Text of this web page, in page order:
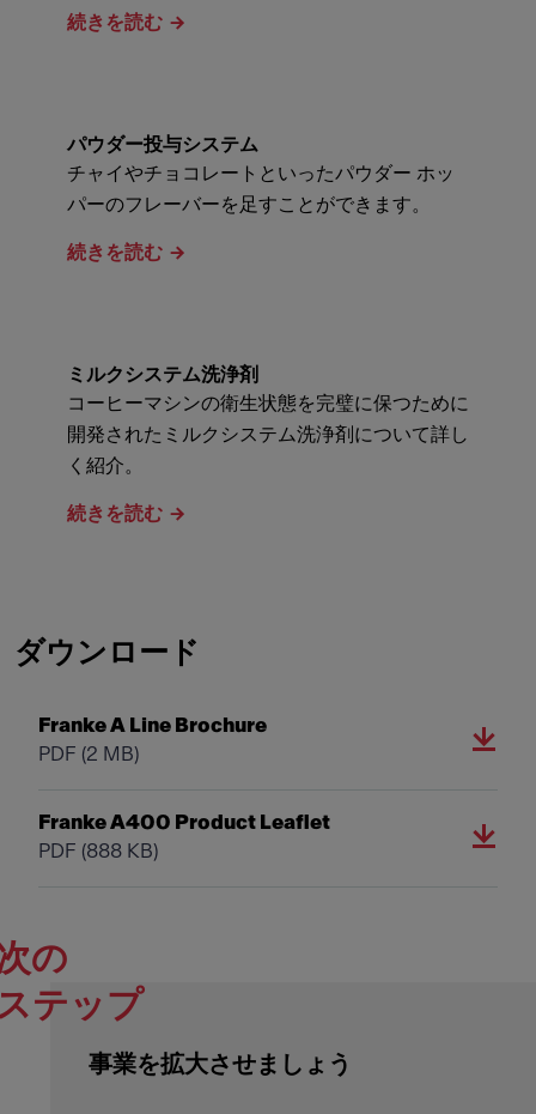
続きを読む
パウダー投与システム
チャイやチョコレートといったパウダー ホッ
パーのフレーバーを足すことができます。
続きを読む
ミルクシステム洗浄剤
コーヒーマシンの衛生状態を完璧に保つために
開発されたミルクシステム洗浄剤について詳し
く紹介。
続きを読む
ダウンロード
Franke A Line Brochure
PDF (2 MB)
Franke A400 Product Leaflet
PDF (888 KB)
の
テップ
事業を拡大させましょう